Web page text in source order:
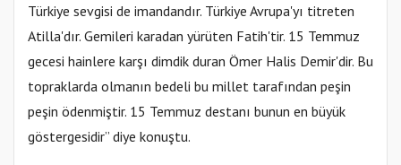
Türkiye sevgisi de imandandır. Türkiye Avrupa'yı titreten
Atilla'dır. Gemileri karadan yürüten Fatih'tir. 15 Temmuz
gecesi hainlere karşı dimdik duran Ömer Halis Demir'dir. Bu
topraklarda olmanın bedeli bu millet tarafından peşin
peşin ödenmiştir. 15 Temmuz destanı bunun en büyük
göstergesidir” diye konuştu.